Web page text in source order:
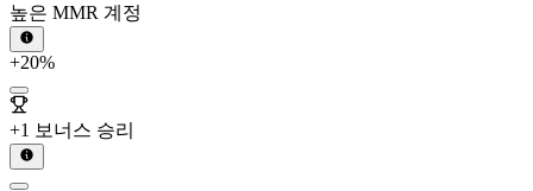
높은 MMR 계정
+20%
+1 보너스 승리